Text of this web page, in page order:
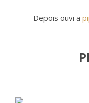
Depois ouvi a